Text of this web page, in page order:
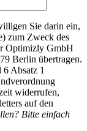
Sie darin ein,
zum Zweck des
Optimizly GmbH
Berlin übertragen.
Absatz 1
widerrufen,
auf den
Bitte einfach